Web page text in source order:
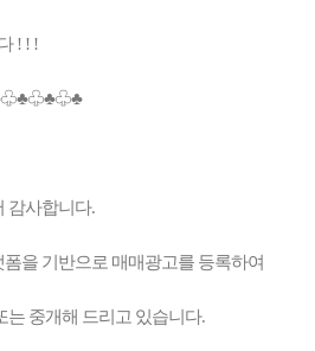
! ! !
감사합니다.
을 기반으로 매매광고를 등록하여
는 중개해 드리고 있습니다.